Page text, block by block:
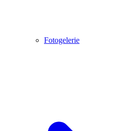
Fotogelerie